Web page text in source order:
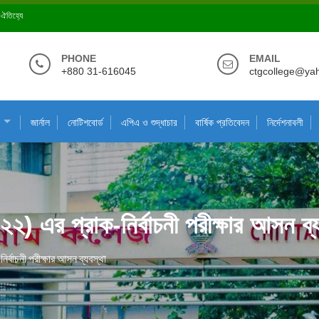
ঐতিহ্যে
PHONE
+880 31-616045
EMAIL
জার্নাল নোটিশবোর্ড এপিএ ও শুদ্ধাচার বার্ষিক প্রতিবেদন নির্দেশনাবলী
এর প্রাক-নির্বাচনী পরীক্ষার আসন
পরীক্ষার আসন ব্যবস্থা